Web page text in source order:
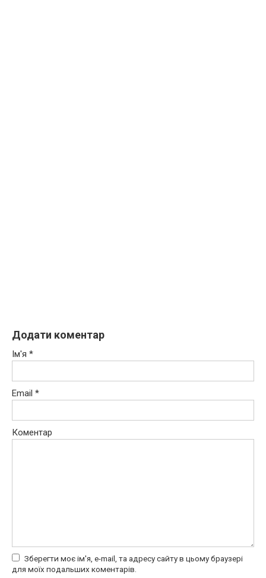
Додати коментар
Ім'я *
Email *
Коментар
Зберегти моє ім'я, e-mail, та адресу сайту в цьому браузері
для моїх подальших коментарів.